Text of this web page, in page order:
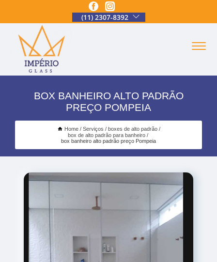
(11) 2307-8392
BOX BANHEIRO ALTO PADRÃO
PREÇO POMPEIA
Home Serviços
boxes de alto padrão
box de alto padrão para banheiro
box banheiro alto padrão preço Pompeia